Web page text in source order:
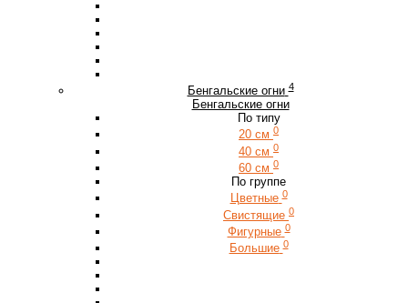
Бенгальские огни 4
Бенгальские огни
По типу
20 см 0
40 см 0
60 см 0
По группе
Цветные 0
Свистящие 0
Фигурные 0
Большие 0